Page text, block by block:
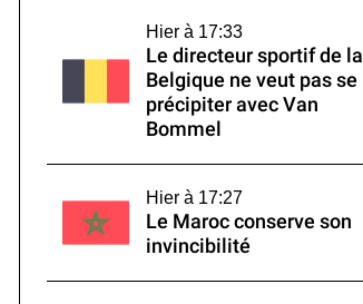
Hier à 17:33
Le directeur sportif de la
Belgique ne veut pas se
précipiter avec Van
Bommel
Hier à 17:27
Le Maroc conserve son
invincibilité